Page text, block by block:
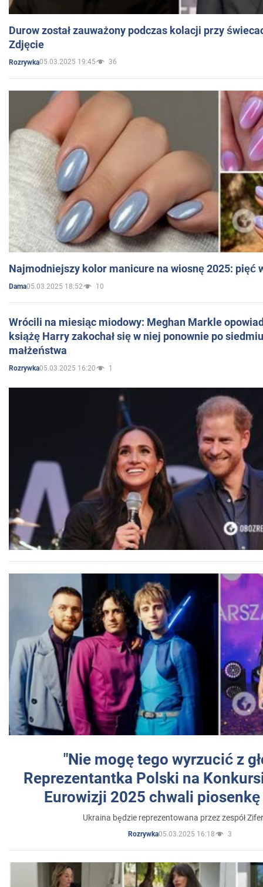
Durow został zauważony podczas kolacji przy
Zdjęcie
Rozrywka05.03.2025 19:45 36
Najmodniejszy kolor manicure na wiosnę 2025: pięć
Dama05.03.2025 18:52 10
Wrócili na miesiąc miodowy: Meghan Markle
książę Harry zakochał się w niej ponownie po
małżeństwa
Rozrywka05.03.2025 16:20 1
"Nie mogę tego wyrzucić z
Reprezentantka Polski na
Eurowizji 2025 chwali
Ukraina będzie reprezentowana przez zespół
Rozrywka05.03.2025 16:18 3